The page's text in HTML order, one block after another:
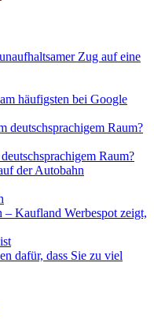
Zug auf eine
häufigsten bei Google
deutschsprachigem Raum?
Raum?
der Autobahn
– Kaufland Werbespot zeigt,
dafür, dass Sie zu viel